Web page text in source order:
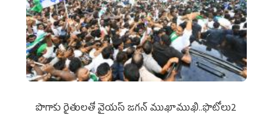
పొగాకు రైతుల‌తో వైయ‌స్ జ‌గ‌న్ ముఖాముఖి..ఫొటోలు2